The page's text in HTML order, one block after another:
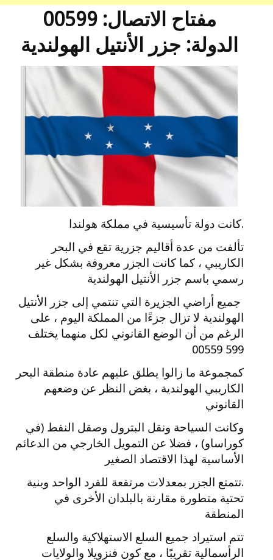
مفتاح الاتصال: 00599
الدولة: جزر الأنتيل الهولندية
.كانت دولة تأسيسية في مملكة هولندا
تألفت من عدة أقاليم جزرية تقع في البحر
الكاريبي ، كما كانت الجزر معروفة بشكل غير
رسمي باسم جزر الأنتيل الهولندية
جميع أراضي الجزيرة التي تنتمي إلى جزر الأنتيل
الهولندية لا تزال جزءًا من المملكة اليوم ، على
الرغم من أن الوضع القانوني لكل منهما يختلف
599 00559
كمجموعة ما زالوا يطلق عليهم عادة منطقة البحر
الكاريبي الهولندية ، بغض النظر عن وضعهم
القانوني
وكانت السياحة ونقل البترول وصقل النفط (في
كوراساو) ، فضلا عن التمويل الخارجي من الدعائم
الأساسية لهذا الاقتصاد الصغير
.تتمتع الجزر بمعدلات مرتفعة للفرد الواحد وبنية
تحتية متطورة مقارنة بالبلدان الأخرى في
المنطقة
تتم استيراد جميع السلع الاستهلاكية والسلع
الرأسمالية تقريبًا ، مع كون فنزويلا والولايات